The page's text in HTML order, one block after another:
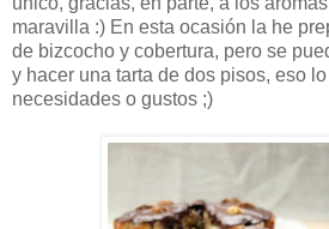
maravilla :) En esta ocasión la he
de bizcocho y cobertura, pero se
y hacer una tarta de dos pisos, eso
necesidades o gustos ;)